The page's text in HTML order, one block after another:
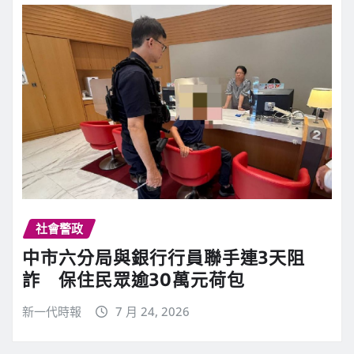
社會警政
中市六分局與銀行行員聯手連3天阻
詐 保住民眾逾30萬元荷包
新一代時報 7 月 24, 2026